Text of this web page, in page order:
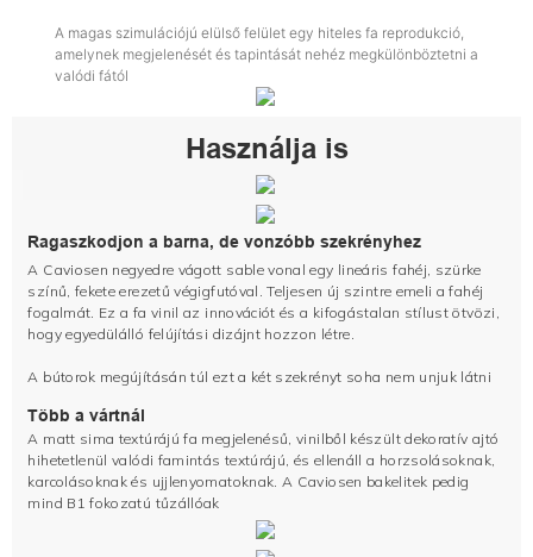
A magas szimulációjú elülső felület egy hiteles fa reprodukció,
amelynek megjelenését és tapintását nehéz megkülönböztetni a
valódi fától
Használja is
Ragaszkodjon a barna, de vonzóbb szekrényhez
A Caviosen negyedre vágott sable vonal egy lineáris fahéj, szürke
színű, fekete erezetű végigfutóval. Teljesen új szintre emeli a fahéj
fogalmát. Ez a fa vinil az innovációt és a kifogástalan stílust ötvözi,
hogy egyedülálló felújítási dizájnt hozzon létre.
A bútorok megújításán túl ezt a két szekrényt soha nem unjuk látni
Több a vártnál
A matt sima textúrájú fa megjelenésű, vinilből készült dekoratív ajtó
hihetetlenül valódi famintás textúrájú, és ellenáll a horzsolásoknak,
karcolásoknak és ujjlenyomatoknak. A Caviosen bakelitek pedig
mind B1 fokozatú tűzállóak